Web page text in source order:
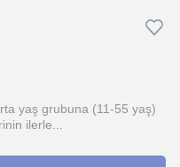
yaş grubuna (11-55 yaş)
ilerle...